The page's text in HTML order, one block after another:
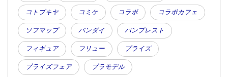
・【コスプレ】台湾やブラジルで注目！ 合
法ロリのコスプレイヤー「しらゆき」がア
イドル撮影会「Melty」に参加表明
コトブキヤ コミケ コラボ コラボカフェ
ソフマップ バンダイ バンプレスト
フィギュア フリュー プライズ
プライズフェア プラモデル